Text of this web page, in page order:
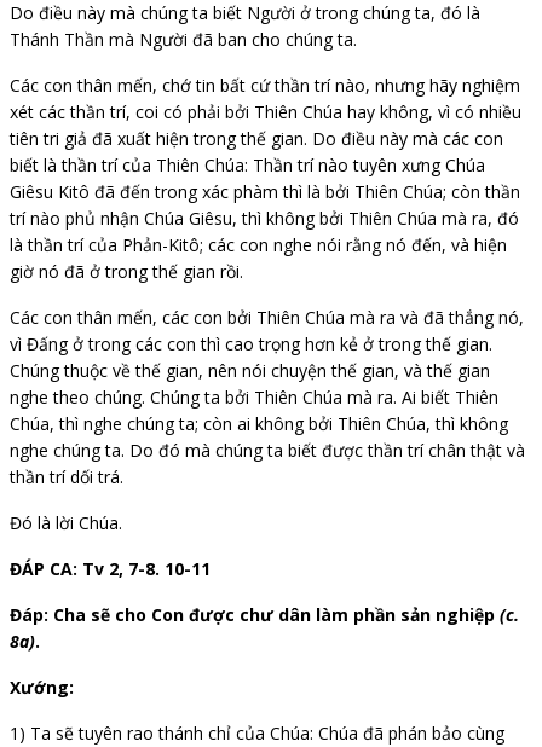
Do điều này mà chúng ta biết Người ở trong chúng ta, đó là
Thánh Thần mà Người đã ban cho chúng ta.
Các con thân mến, chớ tin bất cứ thần trí nào, nhưng hãy nghiệm
xét các thần trí, coi có phải bởi Thiên Chúa hay không, vì có nhiều
tiên tri giả đã xuất hiện trong thế gian. Do điều này mà các con
biết là thần trí của Thiên Chúa: Thần trí nào tuyên xưng Chúa
Giêsu Kitô đã đến trong xác phàm thì là bởi Thiên Chúa; còn thần
trí nào phủ nhận Chúa Giêsu, thì không bởi Thiên Chúa mà ra, đó
là thần trí của Phản-Kitô; các con nghe nói rằng nó đến, và hiện
giờ nó đã ở trong thế gian rồi.
Các con thân mến, các con bởi Thiên Chúa mà ra và đã thắng nó,
vì Đấng ở trong các con thì cao trọng hơn kẻ ở trong thế gian.
Chúng thuộc về thế gian, nên nói chuyện thế gian, và thế gian
nghe theo chúng. Chúng ta bởi Thiên Chúa mà ra. Ai biết Thiên
Chúa, thì nghe chúng ta; còn ai không bởi Thiên Chúa, thì không
nghe chúng ta. Do đó mà chúng ta biết được thần trí chân thật và
thần trí dối trá.
Đó là lời Chúa.
ĐÁP CA: Tv 2, 7-8. 10-11
Đáp: Cha sẽ cho Con được chư dân làm phần sản nghiệp (c.
8a).
Xướng:
1) Ta sẽ tuyên rao thánh chỉ của Chúa: Chúa đã phán bảo cùng